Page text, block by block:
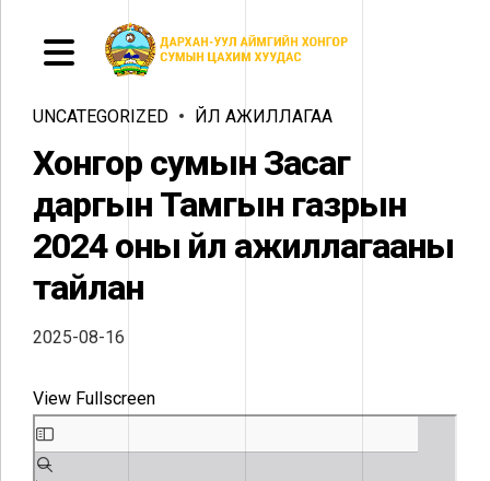
UNCATEGORIZED ҮЙЛ АЖИЛЛАГАА
Хонгор сумын Засаг
даргын Тамгын газрын
2024 оны үйл ажиллагааны
тайлан
2025-08-16
View Fullscreen